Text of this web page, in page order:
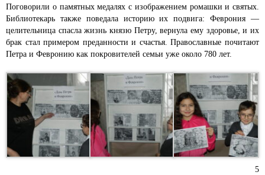
Поговорили о памятных медалях с изображением ромашки и святых.
Библиотекарь также поведала историю их подвига: Феврония —
целительница спасла жизнь князю Петру, вернула ему здоровье, и их
брак стал примером преданности и счастья. Православные почитают
Петра и Февронию как покровителей семьи уже около 780 лет.
5